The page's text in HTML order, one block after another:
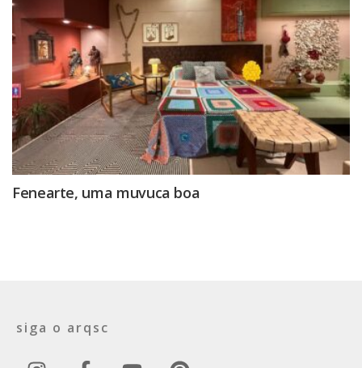
Fenearte, uma muvuca boa
siga o arqsc